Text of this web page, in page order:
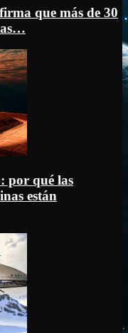
que más de 30
por qué las
están